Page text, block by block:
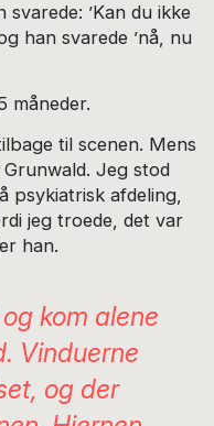
’Kan du ikke
han svarede ’nå, nu
måneder.
til scenen. Mens
Jeg stod
psykiatrisk afdeling,
jeg troede, det var
han.
kom alene
Vinduerne
og der